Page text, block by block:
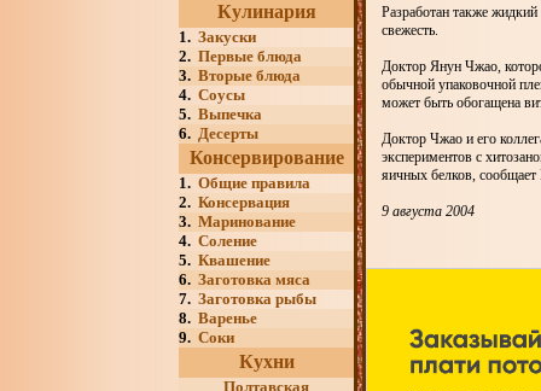
Кулинария
1. Закуски
2. Первые блюда
3. Вторые блюда
4. Соусы
5. Выпечка
6. Десерты
Консервирование
1. Общие правила
2. Консервация
3. Маринование
4. Соление
5. Квашение
6. Заготовка мяса
7. Заготовка рыбы
8. Варенье
9. Соки
Кухни
Полтавская
Разработан также
свежесть.
Доктор Янун Чжао,
обычной упаковочной
может быть обогащена
Доктор Чжао и его
экспериментов с
яичных белков,
9 августа 2004